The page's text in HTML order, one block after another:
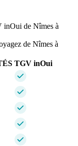
de Nîmes à
de Nîmes à
TGV inOui